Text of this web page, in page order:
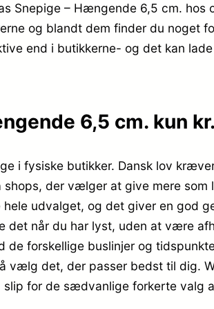
Snepige – Hængende 6,5 cm. hos
og blandt dem finder du noget
end i butikkerne- og det kan
6,5 cm. kun
i fysiske butikker. Dansk lov
der vælger at give mere som
udvalget, og det giver en god
det når du har lyst, uden at være
forskellige buslinjer og
det, der passer bedst til dig.
slip for de sædvanlige forkerte valg